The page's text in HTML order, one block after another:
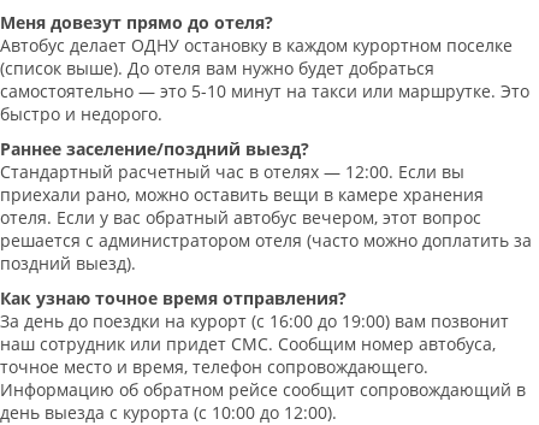
Меня довезут прямо до отеля?
Автобус делает ОДНУ остановку в каждом курортном поселке
(список выше). До отеля вам нужно будет добраться
самостоятельно — это 5-10 минут на такси или маршрутке. Это
быстро и недорого.
Раннее заселение/поздний выезд?
Стандартный расчетный час в отелях — 12:00. Если вы
приехали рано, можно оставить вещи в камере хранения
отеля. Если у вас обратный автобус вечером, этот вопрос
решается с администратором отеля (часто можно доплатить за
поздний выезд).
Как узнаю точное время отправления?
За день до поездки на курорт (с 16:00 до 19:00) вам позвонит
наш сотрудник или придет СМС. Сообщим номер автобуса,
точное место и время, телефон сопровождающего.
Информацию об обратном рейсе сообщит сопровождающий в
день выезда с курорта (с 10:00 до 12:00).